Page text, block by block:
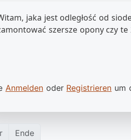
jaka jest odległość od
szersze opony czy
Anmeldenoder Registrieren um
Ende